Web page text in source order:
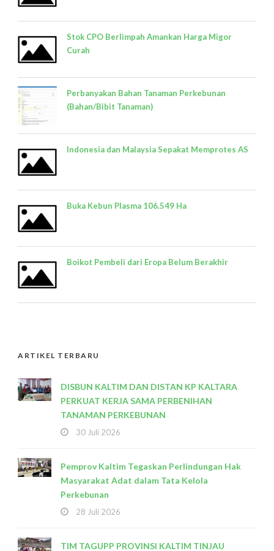
Stok CPO Berlimpah Amankan Harga Migor
Curah
Perbanyakan Bahan Tanaman Perkebunan
(Bahan/Bibit Tanaman)
Indonesia dan Malaysia Sepakat Memprotes AS
Buka Kebun Plasma 106.549 Ha
Boikot Pembeli dari Eropa Belum Berakhir
ARTIKEL TERBARU
DISBUN KALTIM DAN DISTAN KP KALTARA
PERKUAT KERJA SAMA PERBENIHAN
TANAMAN PERKEBUNAN
30 Juli 2026
Pemprov Kaltim Tegaskan Perlindungan Hak
Masyarakat Adat dalam Tata Kelola
Perkebunan
28 Juli 2026
TIM TAGUPP PROVINSI KALTIM TINJAU